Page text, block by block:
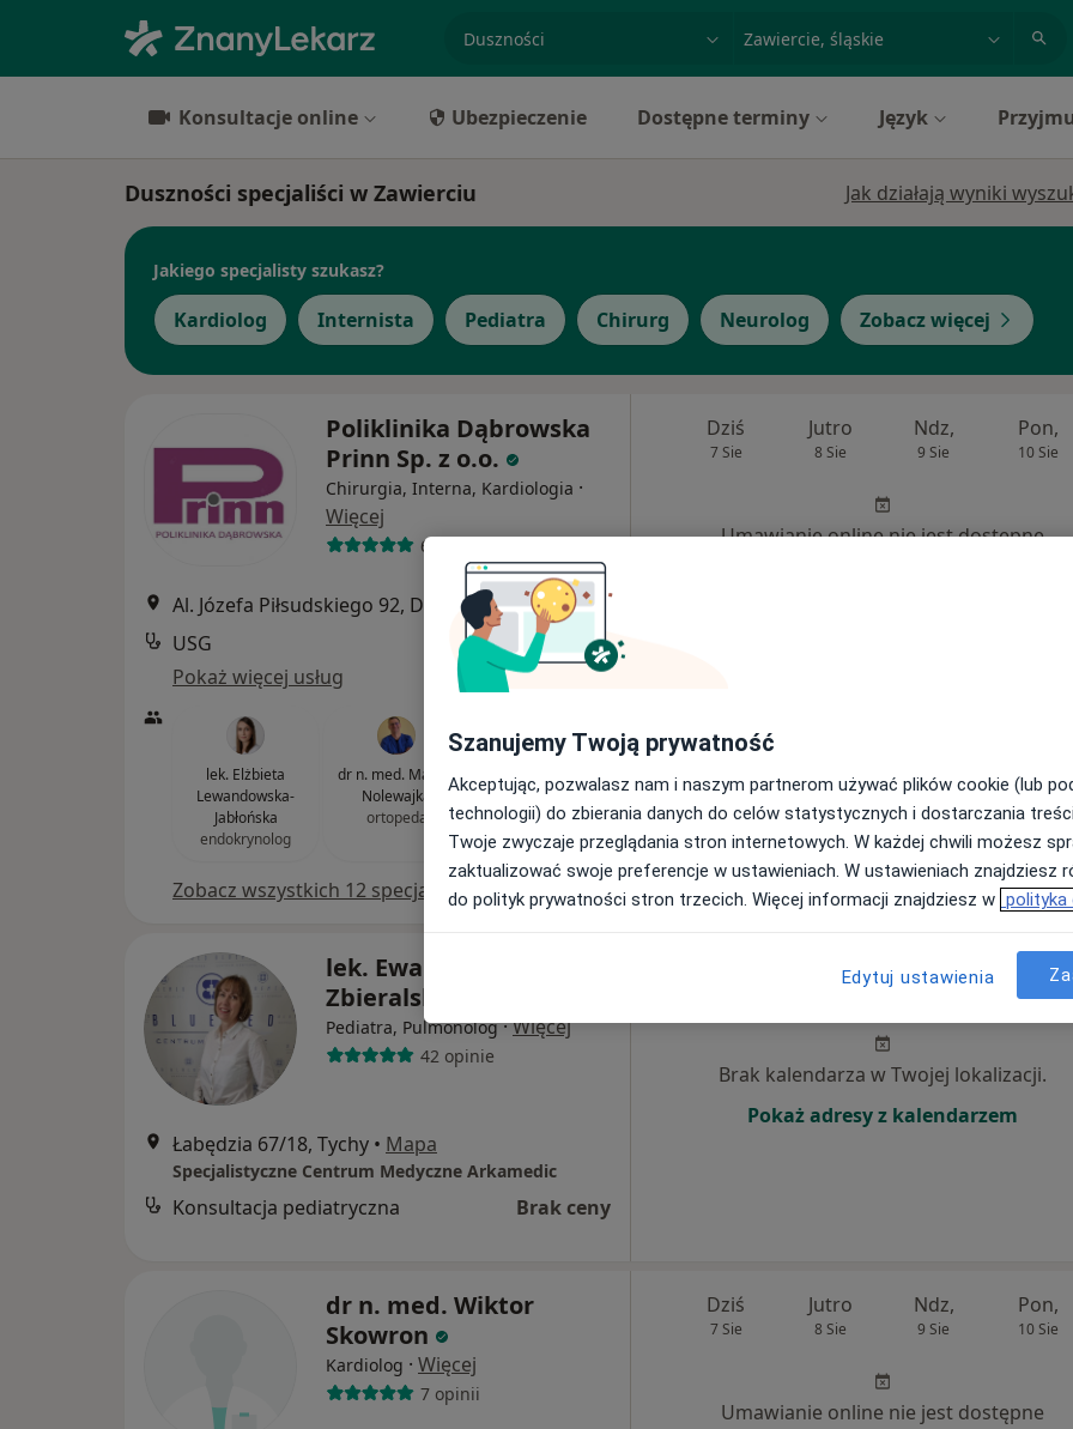
specjalizacja, badanie lub nazwiskomiasto lub dzielnica
Konsultacje online Ubezpieczenie Dostępne terminy Język
Duszności specjaliści w Zawierciu Jak działają wyniki
Jakiego specjalisty szukasz?
Kardiolog Internista Pediatra Chirurg Neurolog Zobacz więcej
Poliklinika Dąbrowska
Prinn Sp. z o.o.
Chirurgia, Interna, Kardiologia ·
Więcej
617 opinii
Al. Józefa Piłsudskiego 92, Dąbrowa Górnicza • Mapa
USG
50 zł
Pokaż więcej usług
lek. Elżbieta
Lewandowska-
Jabłońska
endokrynolog
dr n. med. Marcin
Nolewajka
ortopeda
lek. Piotr Gawęcki
urolog
Zobacz wszystkich 12 specjalistów
Dziś
7 Sie
Jutro
8 Sie
Ndz,
9 Sie
Pon,
10 Sie
Umawianie online nie jest dostępne
lek. Ewa Luchowska-
Zbieralska
Pediatra, Pulmonolog·Więcej
42 opinie
Łabędzia 67/18, Tychy • Mapa
Specjalistyczne Centrum Medyczne Arkamedic
Konsultacja pediatryczna Brak ceny
Jutro Ndz, Pon,
Brak kalendarza w Twojej lokalizacji.
Pokaż adresy z kalendarzem
dr n. med. Wiktor
Skowron
Kardiolog · Więcej
7 opinii
Dziś
7 Sie
Jutro
8 Sie
Ndz,
9 Sie
Pon,
10 Sie
Umawianie online nie jest dostępne
Szanujemy Twoją prywatność
Akceptując, pozwalasz nam i naszym partnerom używać plików cookie (lub
technologii) do zbierania danych do celów statystycznych i dostarczania
Twoje zwyczaje przeglądania stron internetowych. W każdej chwili możesz
zaktualizować swoje preferencje w ustawieniach. W ustawieniach znajdziesz
do polityk prywatności stron trzecich. Więcej informacji znajdziesz w polityka
Edytuj ustawienia